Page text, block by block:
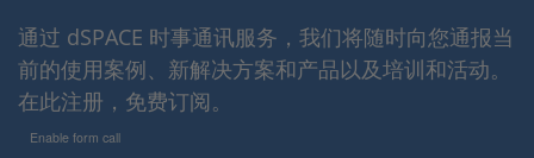
通过 dSPACE 时事通讯服务，我们将随时向您通报当
前的使用案例、新解决方案和产品以及培训和活动。
在此注册，免费订阅。
Enable form call